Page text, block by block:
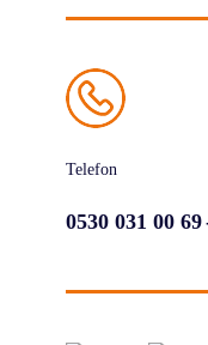
Telefon
0530 031 00 69